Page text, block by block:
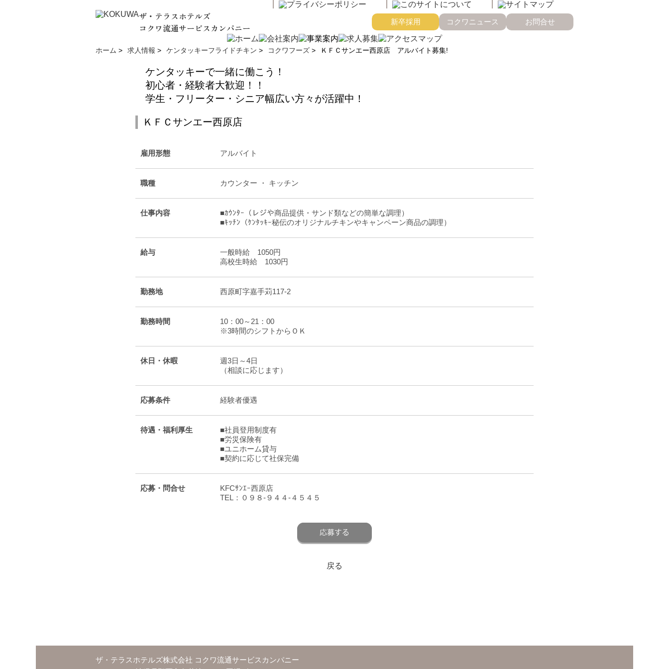
ザ・テラスホテルズ
コクワ流通サービスカンパニー
新卒採用 コクワニュース お問合せ
ホーム > 求人情報 > ケンタッキーフライドチキン > コクワフーズ > ＫＦＣサンエー西原店 アルバイト募集!
ケンタッキーで一緒に働こう！
初心者・経験者大歓迎！！
学生・フリーター・シニア幅広い方々が活躍中！
ＫＦＣサンエー西原店
雇用形態 アルバイト
職種 カウンター ・ キッチン
仕事内容
■ｶｳﾝﾀｰ（レジや商品提供・サンド類などの簡単な調理）
■ｷｯﾁﾝ（ｹﾝﾀｯｷｰ秘伝のオリジナルチキンやキャンペーン商品の調理）
給与
一般時給 1050円
高校生時給 1030円
勤務地 西原町字嘉手苅117-2
勤務時間
10：00～21：00
※3時間のシフトからＯＫ
休日・休暇
週3日～4日
（相談に応じます）
応募条件 経験者優遇
待遇・福利厚生
■社員登用制度有
■労災保険有
■ユニホーム貸与
■契約に応じて社保完備
応募・問合せ
KFCｻﾝｴｰ西原店
TEL：０９８-９４４-４５４５
戻る
ザ・テラスホテルズ株式会社 コクワ流通サービスカンパニー